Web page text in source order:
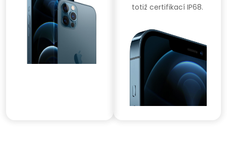
totiž certifikací IP68.